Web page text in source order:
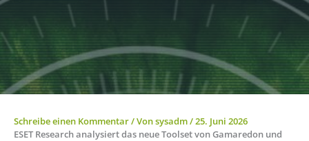
Schreibe einen Kommentar/ Vonsysadm/25. Juni 2026
ESET Research analysiert das neue Toolset von Gamaredon und